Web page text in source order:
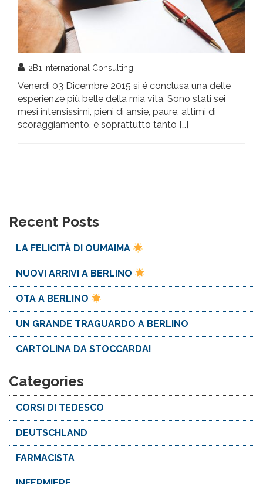
2B1 International Consulting
Venerdi 03 Dicembre 2015 si é conclusa una delle
esperienze più belle della mia vita. Sono stati sei
mesi intensissimi, pieni di ansie, paure, attimi di
scoraggiamento, e soprattutto tanto […]
Recent Posts
LA FELICITÀ DI OUMAIMA
NUOVI ARRIVI A BERLINO
OTA A BERLINO
UN GRANDE TRAGUARDO A BERLINO
CARTOLINA DA STOCCARDA!
Categories
CORSI DI TEDESCO
DEUTSCHLAND
FARMACISTA